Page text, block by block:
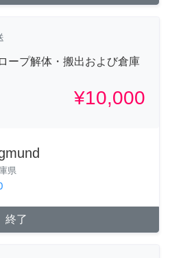
ープ解体・搬出および倉庫
¥10,000
県
終了